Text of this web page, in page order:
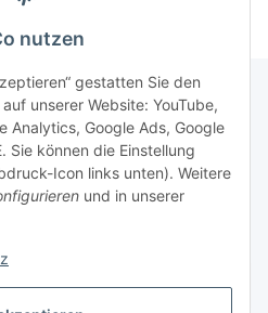
nutzen
gestatten Sie den
unserer Website: YouTube,
Analytics, Google Ads, Google
Sie können die Einstellung
Icon links unten). Weitere
und in unserer
Abonnieren
entsprechend Ihrer
und jederzeit widerruflich
per E-Mail zu.
Abonnieren